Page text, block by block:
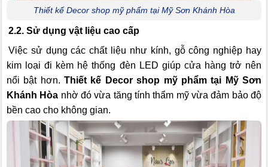
Thiết kế Decor shop mỹ phẩm tại Mỹ Sơn Khánh Hòa
2.2. Sử dụng vật liệu cao cấp
Việc sử dụng các chất liệu như kính, gỗ công nghiệp hay
kim loại đi kèm hệ thống đèn LED giúp cửa hàng trở nên
nổi bật hơn.Thiết kế Decor shop mỹ phẩm tại Mỹ Sơn
Khánh Hòa nhờ đó vừa tăng tính thẩm mỹ vừa đảm bảo độ
bền cao cho không gian.